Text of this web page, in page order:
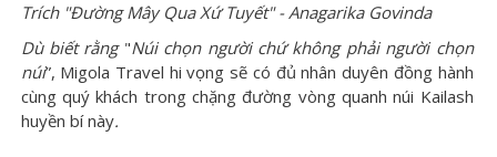
Trích "Đường Mây Qua Xứ Tuyết" - Anagarika Govinda
Dù biết rằng "Núi chọn người chứ không phải người chọn
núi”, Migola Travel hi vọng sẽ có đủ nhân duyên đồng hành
cùng quý khách trong chặng đường vòng quanh núi Kailash
huyền bí này.